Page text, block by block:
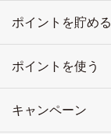
ポイントを貯める
ポイントを使う
キャンペーン